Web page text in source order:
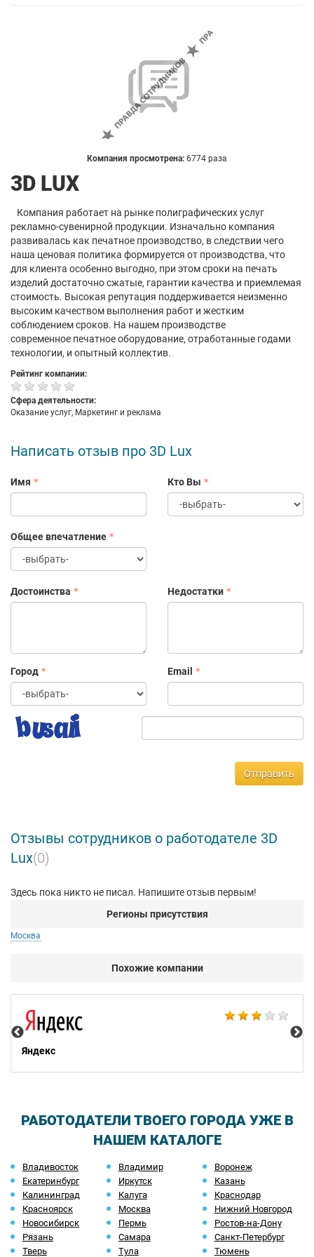
Компания просмотрена: 6774 раза
3D LUX
Компания работает на рынке полиграфических услуг
рекламно-сувенирной продукции. Изначально компания
развивалась как печатное производство, в следствии чего
наша ценовая политика формируется от производства, что
для клиента особенно выгодно, при этом сроки на печать
изделий достаточно сжатые, гарантии качества и приемлемая
стоимость. Высокая репутация поддерживается неизменно
высоким качеством выполнения работ и жестким
соблюдением сроков. На нашем производстве
современное печатное оборудование, отработанные годами
технологии, и опытный коллектив.
Рейтинг компании:
Сфера деятельности:
Оказание услуг, Маркетинг и реклама
Написать отзыв про 3D Lux
Имя Кто Вы
Общее впечатление
Достоинства Недостатки
Город Email
Отправить
Отзывы сотрудников о работодателе 3D
Lux(0)
Здесь пока никто не писал. Напишите отзыв первым!
Регионы присутствия
Москва
Похожие компании
Яндекс
РАБОТОДАТЕЛИ ТВОЕГО ГОРОДА УЖЕ В
НАШЕМ КАТАЛОГЕ
Владивосток Владимир
Воронеж
Екатеринбург
Иркутск
Казань
Калининград
Калуга
Краснодар
Красноярск
Москва
Нижний Новгород
Новосибирск
Пермь
Ростов-на-Дону
Рязань
Самара
Санкт-Петербург
Тверь
Тула Тюмень